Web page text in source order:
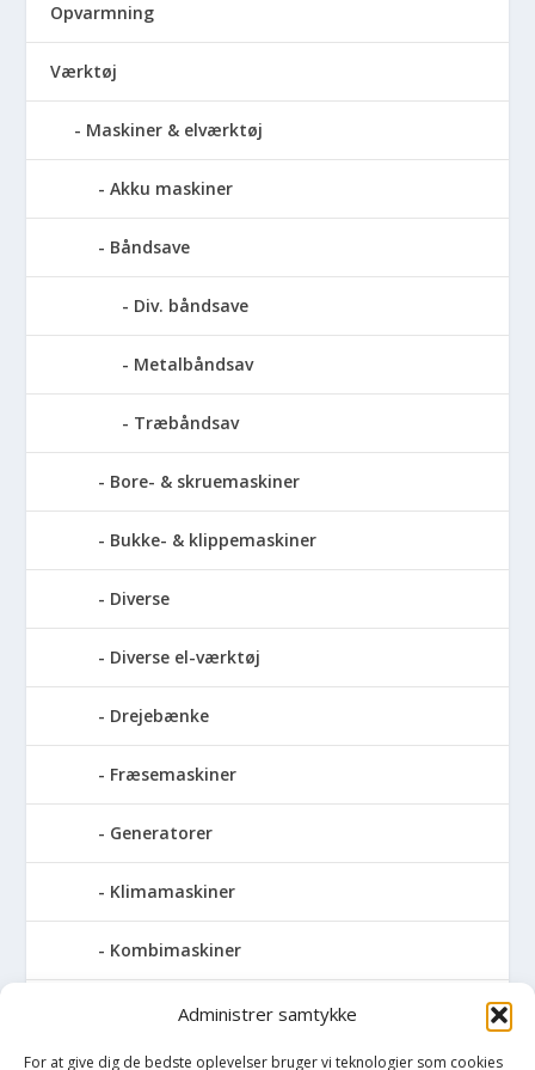
Administrer samtykke
For at give dig de bedste oplevelser bruger vi teknologier som cookies
Opvarmning
Værktøj
Maskiner & elværktøj
Akku maskiner
Båndsave
Div. båndsave
Metalbåndsav
Træbåndsav
Bore- & skruemaskiner
Bukke- & klippemaskiner
Diverse
Diverse el-værktøj
Drejebænke
Fræsemaskiner
Generatorer
Klimamaskiner
Kombimaskiner
Kompressor